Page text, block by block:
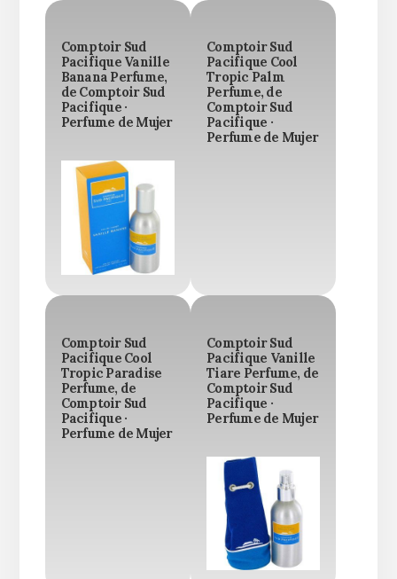
Comptoir Sud
Pacifique Vanille
Banana Perfume,
de Comptoir Sud
Pacifique ·
Perfume de Mujer
Comptoir Sud
Pacifique Cool
Tropic Palm
Perfume, de
Comptoir Sud
Pacifique ·
Perfume de Mujer
Comptoir Sud
Pacifique Cool
Tropic Paradise
Perfume, de
Comptoir Sud
Pacifique ·
Perfume de Mujer
Comptoir Sud
Pacifique Vanille
Tiare Perfume, de
Comptoir Sud
Pacifique ·
Perfume de Mujer